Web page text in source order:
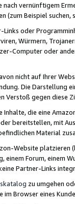
vernünftigem
(zum Beispiel
oder
Würmern,
Computer oder
nicht auf Ihrer
Die Darstellung
Verstoß gegen diese
Inhalte, die eine
bereitstellen, mit
Material
Website
einem Forum, einem
Partner-Links
zu umgehen
im Browser eines